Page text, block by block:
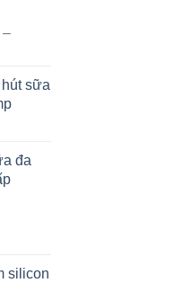
sữa
đa
silicon